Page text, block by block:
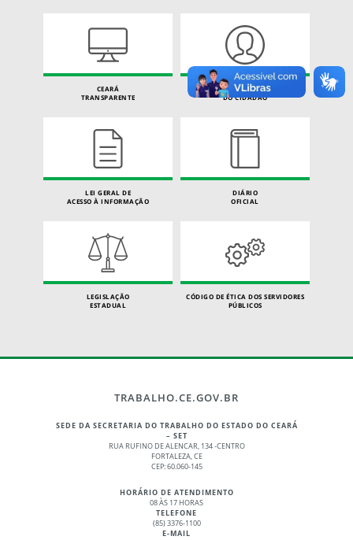
CEARÁ
TRANSPARENTE
CARTA DE SERVIÇOS
DO CIDADÃO
LEI GERAL DE
ACESSO À INFORMAÇÃO
DIÁRIO
OFICIAL
LEGISLAÇÃO
ESTADUAL
CÓDIGO DE ÉTICA DOS SERVIDORES
PÚBLICOS
TRABALHO.CE.GOV.BR
SEDE DA SECRETARIA DO TRABALHO DO ESTADO DO CEARÁ
– SET
RUA RUFINO DE ALENCAR, 134 -CENTRO
FORTALEZA, CE
CEP: 60.060-145
HORÁRIO DE ATENDIMENTO
08 ÀS 17 HORAS
TELEFONE
(85) 3376-1100
E-MAIL